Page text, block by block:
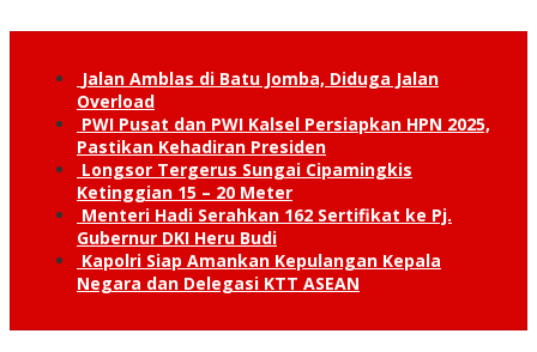
Jalan Amblas di Batu Jomba, Diduga Jalan
Overload
PWI Pusat dan PWI Kalsel Persiapkan HPN 2025,
Pastikan Kehadiran Presiden
Longsor Tergerus Sungai Cipamingkis
Ketinggian 15 – 20 Meter
Menteri Hadi Serahkan 162 Sertifikat ke Pj.
Gubernur DKI Heru Budi
Kapolri Siap Amankan Kepulangan Kepala
Negara dan Delegasi KTT ASEAN